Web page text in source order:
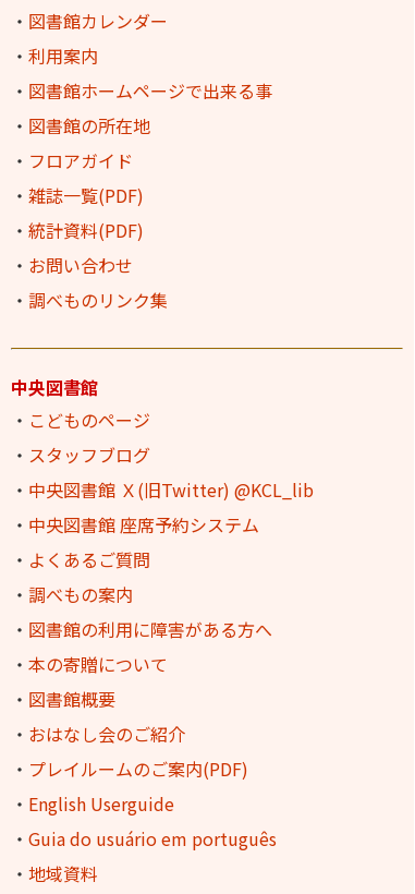
・ 図書館カレンダー
・ 利用案内
・ 図書館ホームページで出来る事
・ 図書館の所在地
・ フロアガイド
・ 雑誌一覧(PDF)
・ 統計資料(PDF)
・ お問い合わせ
・ 調べものリンク集
中央図書館
・ こどものページ
・ スタッフブログ
・ 中央図書館 Ｘ(旧Twitter) @KCL_lib
・ 中央図書館 座席予約システム
・ よくあるご質問
・ 調べもの案内
・ 図書館の利用に障害がある方へ
・ 本の寄贈について
・ 図書館概要
・ おはなし会のご紹介
・ プレイルームのご案内(PDF)
・ English Userguide
・ Guia do usuário em português
・ 地域資料